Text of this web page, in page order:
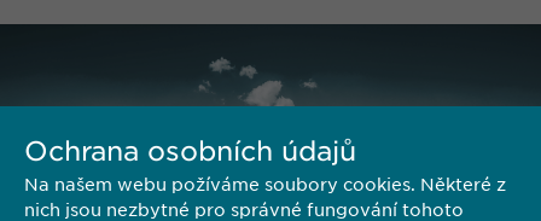
Ochrana osobních údajů
Na našem webu požíváme soubory cookies. Některé z
nich jsou nezbytné pro správné fungování tohoto